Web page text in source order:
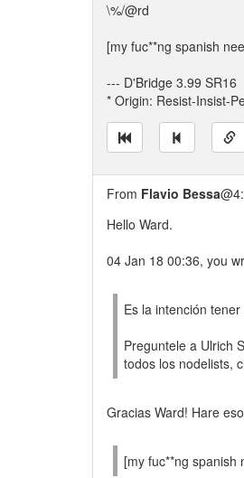
\%/@rd
[my fuc**ng spanish
--- D'Bridge 3.99 SR16
* Origin: Resist-Insist-
From Flavio Bessa
Hello Ward.
04 Jan 18 00:36, you
Es la intención
Preguntele a Ulrich
todos los nodelists,
Gracias Ward! Hare
[my fuc**ng spanish